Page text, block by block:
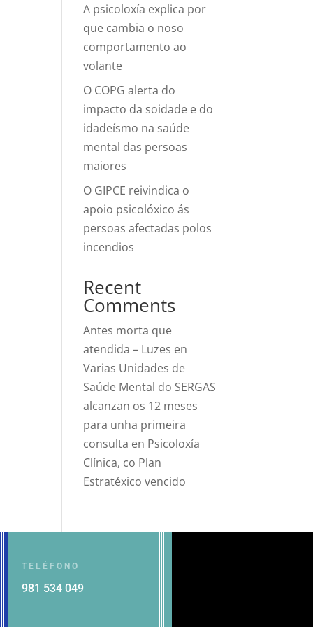
A psicoloxía explica por
que cambia o noso
comportamento ao
volante
O COPG alerta do
impacto da soidade e do
idadeísmo na saúde
mental das persoas
maiores
O GIPCE reivindica o
apoio psicolóxico ás
persoas afectadas polos
incendios
Recent
Comments
Antes morta que
atendida – Luzes en
Varias Unidades de
Saúde Mental do SERGAS
alcanzan os 12 meses
para unha primeira
consulta en Psicoloxía
Clínica, co Plan
Estratéxico vencido
TELÉFONO
981 534 049